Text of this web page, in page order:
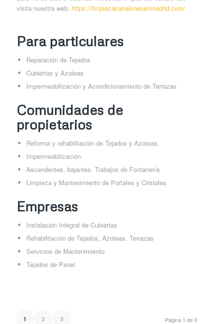
visita nuestra web: https://limpiezacanalonesenmadrid.com/
Para particulares
Reparación de Tejados
Cubiertas y Azoteas
Impermeabilización y Acondicionamiento de Terrazas
Comunidades de
propietarios
Reforma y rehabilitación de Tejados y Azoteas.
Impermeabilización.
Ascendentes, bajantes. Trabajos de Fontanería
Limpieza y Mantenimiento de Portales y Cristales
Empresas
Instalación Integral de Cubiertas
Rehabilitación de Tejados, Azoteas, Terrazas
Servicios de Mantenimiento
Tejados de Panel
Página 1 de 3
1 2 3